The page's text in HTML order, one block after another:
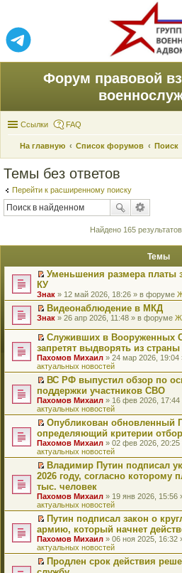
Форум правовой
Ссылки FAQ
На главную Список форумов Поиск
Темы без ответов
Перейти к расширенному поиску
Найдено 165 результатов
Темы
П
е
р
е
й
и
к
п
е
р
в
о
м
у
н
е
п
р
о
ч
и
т
а
н
н
о
м
у
с
о
о
б
щ
е
Уменьшения размера платы
КУ
Знак » 12 май 2026, 18:26 » в форуме
П
р
е
й
т
и
к
п
е
р
в
о
м
у
н
е
п
р
о
ч
и
т
а
н
н
о
м
у
с
о
Видеонаблюдение в МКД
Знак » 26 апр 2026, 11:48 » в форуме
П
е
р
е
й
т
и
к
п
е
р
в
о
м
у
н
е
п
р
о
ч
и
т
а
н
н
о
Служивших в Вооруженных
запретят выдворять из страны
Пахомов Михаил » 24 мар 2026,
актуальных новостей
П
е
р
е
й
т
и
к
п
е
р
в
о
м
у
н
е
п
р
о
ч
и
ВС РФ выпустил обзор по
поддержки участников СВО
Пахомов Михаил » 16 фев 2026,
актуальных новостей
П
е
р
е
й
т
и
к
п
е
р
в
о
м
у
н
е
Опубликован обновленный
определяющий критерии
Пахомов Михаил » 02 фев 2026,
актуальных новостей
П
е
р
е
й
т
и
к
п
е
р
в
Владимир Путин подписал
2026 году, согласно которому
тыс. человек
Пахомов Михаил » 19 янв 2026,
актуальных новостей
П
е
р
е
й
т
Путин подписал закон о
армию, который начнет
Пахомов Михаил » 06 ноя 2025,
актуальных новостей
П
Продлен срок действия